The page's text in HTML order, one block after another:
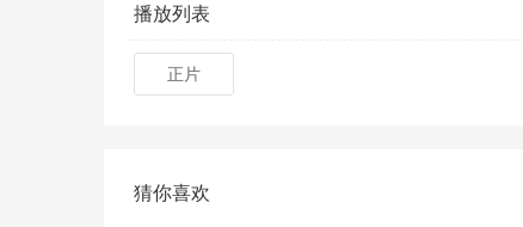
播放列表
正片
猜你喜欢